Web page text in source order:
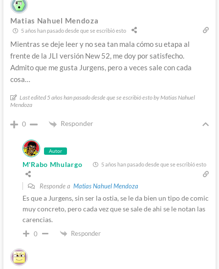
Matias Nahuel Mendoza
5 años han pasado desde que se escribió esto
Mientras se deje leer y no sea tan mala cómo su etapa al
frente de la JLI versión New 52, me doy por satisfecho.
Admito que me gusta Jurgens, pero a veces sale con cada
cosa…
Last edited 5 años han pasado desde que se escribió esto by Matias Nahuel
Mendoza
0 Responder
Autor
M'Rabo Mhulargo 5 años han pasado desde que se escribió esto
Responde a Matias Nahuel Mendoza
Es que a Jurgens, sin ser la ostia, se le da bien un tipo de comic
muy concreto, pero cada vez que se sale de ahi se le notan las
carencias.
0 Responder